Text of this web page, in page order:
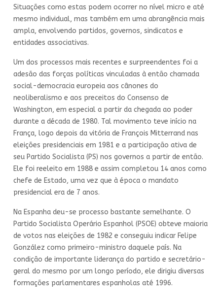
Situações como estas podem ocorrer no nível micro e até
mesmo individual, mas também em uma abrangência mais
ampla, envolvendo partidos, governos, sindicatos e
entidades associativas.
Um dos processos mais recentes e surpreendentes foi a
adesão das forças políticas vinculadas à então chamada
social-democracia europeia aos cânones do
neoliberalismo e aos preceitos do Consenso de
Washington, em especial a partir da chegada ao poder
durante a década de 1980. Tal movimento teve início na
França, logo depois da vitória de François Mitterrand nas
eleições presidenciais em 1981 e a participação ativa de
seu Partido Socialista (PS) nos governos a partir de então.
Ele foi reeleito em 1988 e assim completou 14 anos como
chefe de Estado, uma vez que à época o mandato
presidencial era de 7 anos.
Na Espanha deu-se processo bastante semelhante. O
Partido Socialista Operário Espanhol (PSOE) obteve maioria
de votos nas eleições de 1982 e conseguiu indicar Felipe
González como primeiro-ministro daquele país. Na
condição de importante liderança do partido e secretário-
geral do mesmo por um longo período, ele dirigiu diversas
formações parlamentares espanholas até 1996.